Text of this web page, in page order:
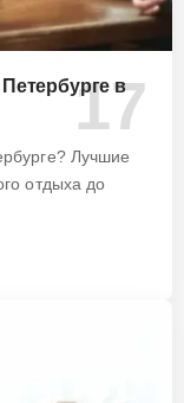
в
Лучшие
отдыха до